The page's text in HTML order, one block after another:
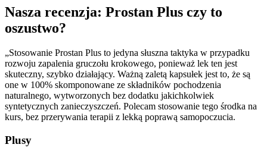
Nasza recenzja: Prostan Plus czy to
oszustwo?
„Stosowanie Prostan Plus to jedyna słuszna taktyka w przypadku
rozwoju zapalenia gruczołu krokowego, ponieważ lek ten jest
skuteczny, szybko działający. Ważną zaletą kapsułek jest to, że są
one w 100% skomponowane ze składników pochodzenia
naturalnego, wytworzonych bez dodatku jakichkolwiek
syntetycznych zanieczyszczeń. Polecam stosowanie tego środka na
kurs, bez przerywania terapii z lekką poprawą samopoczucia.
Plusy